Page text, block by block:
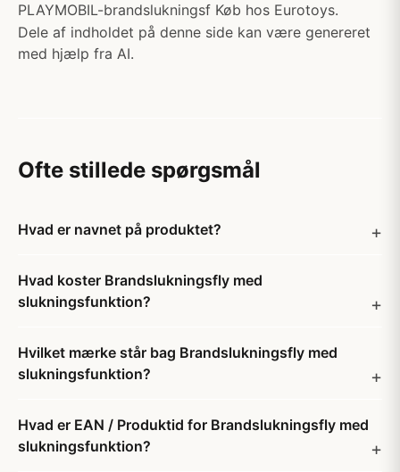
PLAYMOBIL-brandslukningsf Køb hos Eurotoys.
Dele af indholdet på denne side kan være genereret
med hjælp fra AI.
Ofte stillede spørgsmål
Hvad er navnet på produktet?
Hvad koster Brandslukningsfly med
slukningsfunktion?
Hvilket mærke står bag Brandslukningsfly med
slukningsfunktion?
Hvad er EAN / Produktid for Brandslukningsfly med
slukningsfunktion?